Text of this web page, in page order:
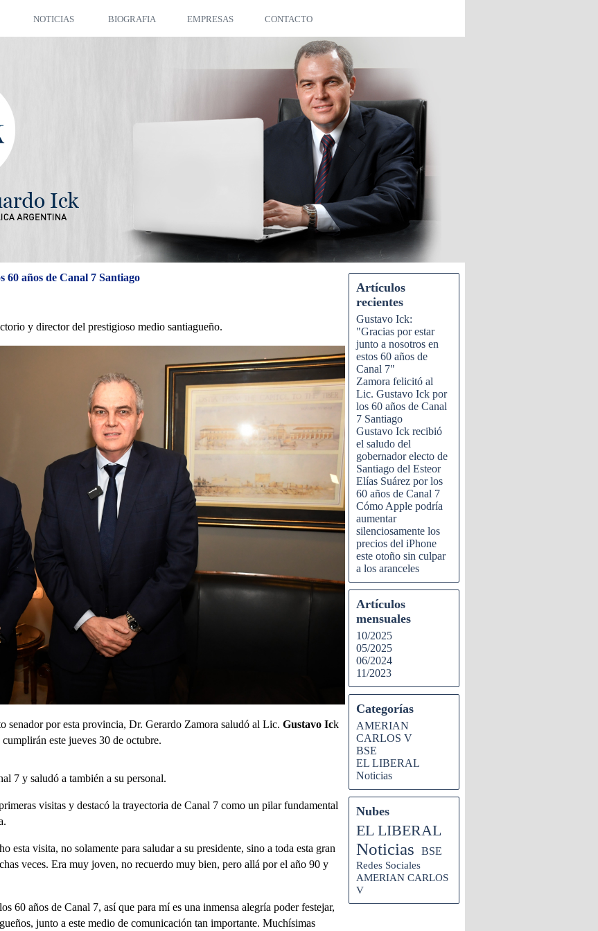
NOTICIAS BIOGRAFIA EMPRESAS CONTACTO
años de Canal 7 Santiago
y director del prestigioso medio santiagueño.
senador por esta provincia, Dr. Gerardo Zamora saludó al Lic. Gustavo Ick
cumplirán este jueves 30 de octubre.
7 y saludó a también a su personal.
visitas y destacó la trayectoria de Canal 7 como un pilar fundamental
esta visita, no solamente para saludar a su presidente, sino a toda esta gran
veces. Era muy joven, no recuerdo muy bien, pero allá por el año 90 y
60 años de Canal 7, así que para mí es una inmensa alegría poder festejar,
junto a este medio de comunicación tan importante. Muchísimas
Artículos
recientes
Gustavo Ick:
"Gracias por estar
junto a nosotros en
estos 60 años de
Canal 7"
Zamora felicitó al
Lic. Gustavo Ick por
los 60 años de Canal
7 Santiago
Gustavo Ick recibió
el saludo del
gobernador electo de
Santiago del Esteor
Elías Suárez por los
60 años de Canal 7
Cómo Apple podría
aumentar
silenciosamente los
precios del iPhone
este otoño sin culpar
a los aranceles
Artículos
mensuales
10/2025
05/2025
06/2024
11/2023
Categorías
AMERIAN
CARLOS V
BSE
EL LIBERAL
Noticias
Nubes
EL LIBERAL
Noticias BSE
Redes Sociales
AMERIAN CARLOS
V